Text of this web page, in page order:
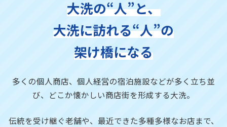
大洗の“人”と、
大洗に訪れる“人”の
架け橋になる
多くの個人商店、個人経営の宿泊施設などが多く立ち並
び、 どこか懐かしい商店街を形成する大洗。
伝統を受け継ぐ老舗や、最近できた多種多様なお店まで、